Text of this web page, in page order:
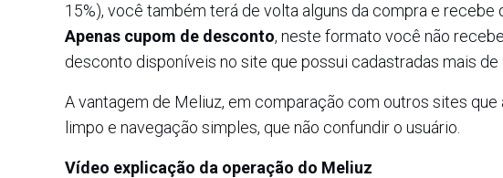
15%), você também terá de volta alguns da compra e
Apenas cupom de desconto, neste formato você não
desconto disponíveis no site que possui cadastradas mais de
A vantagem de Meliuz, em comparação com outros sites
limpo e navegação simples, que não confundir o usuário.
Vídeo explicação da operação do Meliuz